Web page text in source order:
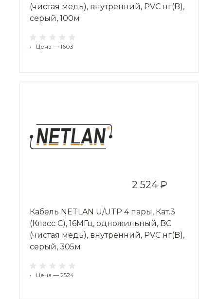
(чистая медь), внутренний, PVC нг(B),
серый, 100м
• Цена — 1603
2 524 ₽
Кабель NETLAN U/UTP 4 пары, Кат.3
(Класс C), 16МГц, одножильный, BC
(чистая медь), внутренний, PVC нг(B),
серый, 305м
• Цена — 2524